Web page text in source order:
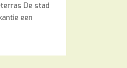
De stad
een